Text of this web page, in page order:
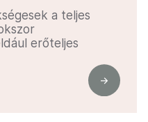
a teljes
erőteljes